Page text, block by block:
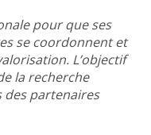
pour que ses
se coordonnent et
L’objectif
la recherche
des partenaires